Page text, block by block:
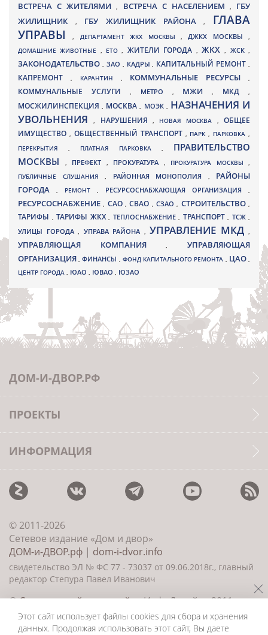
ВСТРЕЧА С ЖИТЕЛЯМИ, ВСТРЕЧА С НАСЕЛЕНИЕМ , ГБУ
ЖИЛИЩНИК
, ГБУ ЖИЛИЩНИК РАЙОНА, ГЛАВА
УПРАВЫ, ДЕПАРТАМЕНТ ЖКХ МОСКВЫ ,ДЖКХ МОСКВЫ ,
ДОМАШНИЕ ЖИВОТНЫЕ , ЕТО, ЖИТЕЛИ ГОРОДА , ЖКХ, ЖСК,
ЗАКОНОДАТЕЛЬСТВО , ЗАО , КАДРЫ, КАПИТАЛЬНЫЙ РЕМОНТ ,
КАПРЕМОНТ , КАРАНТИН , КОММУНАЛЬНЫЕ РЕСУРСЫ,
КОММУНАЛЬНЫЕ УСЛУГИ , МЕТРО , МЖИ, МКД ,
МОСЖИЛИНСПЕКЦИЯ, МОСКВА , МОЭК , НАЗНАЧЕНИЯ И
УВОЛЬНЕНИЯ, НАРУШЕНИЯ , НОВАЯ МОСКВА ,ОБЩЕЕ
ИМУЩЕСТВО , ОБЩЕСТВЕННЫЙ ТРАНСПОРТ , ПАРК, ПАРКОВКА ,
ПЕРЕКРЫТИЯ , ПЛАТНАЯ ПАРКОВКА , ПРАВИТЕЛЬСТВО
МОСКВЫ
, ПРЕФЕКТ , ПРОКУРАТУРА , ПРОКУРАТУРА МОСКВЫ ,
ПУБЛИЧНЫЕ СЛУШАНИЯ , РАЙОННАЯ МОНОПОЛИЯ , РАЙОНЫ
ГОРОДА
, РЕМОНТ , РЕСУРСОСНАБЖАЮЩАЯ ОРГАНИЗАЦИЯ ,
РЕСУРСОСНАБЖЕНИЕ, САО,СВАО ,СЗАО, СТРОИТЕЛЬСТВО,
ТАРИФЫ , ТАРИФЫ ЖКХ , ТЕПЛОСНАБЖЕНИЕ , ТРАНСПОРТ , ТСЖ ,
УЛИЦЫ ГОРОДА , УПРАВА РАЙОНА , УПРАВЛЕНИЕ МКД ,
УПРАВЛЯЮЩАЯ КОМПАНИЯ,УПРАВЛЯЮЩАЯ
ОРГАНИЗАЦИЯ,ФИНАНСЫ , ФОНД КАПИТАЛЬНОГО РЕМОНТА , ЦАО,
ЦЕНТР ГОРОДА , ЮАО , ЮВАО , ЮЗАО
ДОМ-И-ДВОР.РФ
ПРОЕКТЫ
ИНФОРМАЦИЯ
© 2011-2026
Сетевое издание «Дом и двор»
ДОМ-и-ДВОР.рф | dom-i-dvor.info
свидетельство ЭЛ № ФС 77 - 73037 от 09.06.2018г., главный
редактор Степура Павел Иванович
©Создание сайта и дизайн«ИнфоДизайн» 2011—
2026
Этот сайт использует файлы cookies для сбора и хранения
данных. Продолжая использовать этот сайт, Вы даете